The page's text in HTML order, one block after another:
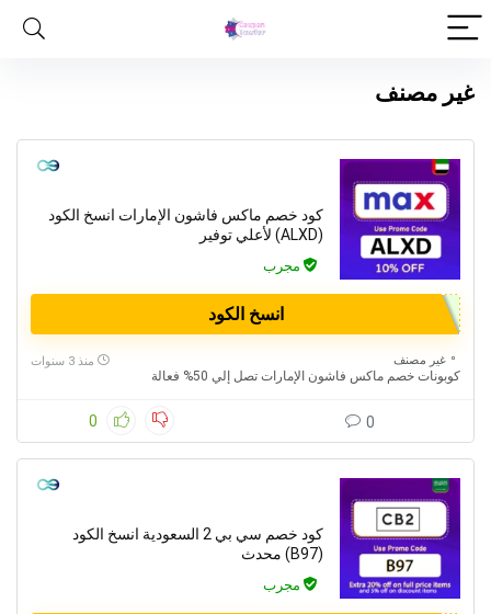
غير مصنف
كود خصم ماكس فاشون الإمارات انسخ الكود
(ALXD) لأعلي توفير
مجرب
انسخ الكود
غير مصنف
كوبونات خصم ماكس فاشون الإمارات تصل إلي 50% فعالة
منذ 3 سنوات
0 0
كود خصم سي بي 2 السعودية انسخ الكود
(B97) محدث
مجرب